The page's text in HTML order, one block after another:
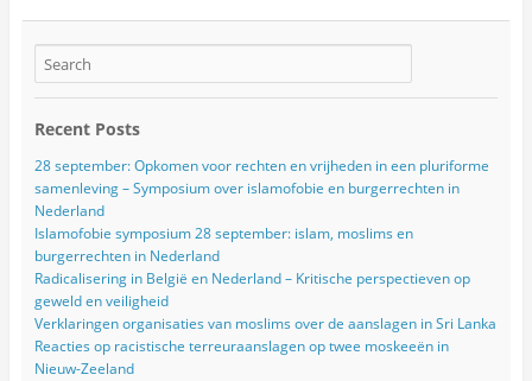
Recent Posts
28 september: Opkomen voor rechten en vrijheden in een pluriforme
samenleving – Symposium over islamofobie en burgerrechten in
Nederland
Islamofobie symposium 28 september: islam, moslims en
burgerrechten in Nederland
Radicalisering in België en Nederland – Kritische perspectieven op
geweld en veiligheid
Verklaringen organisaties van moslims over de aanslagen in Sri Lanka
Reacties op racistische terreuraanslagen op twee moskeeën in
Nieuw-Zeeland